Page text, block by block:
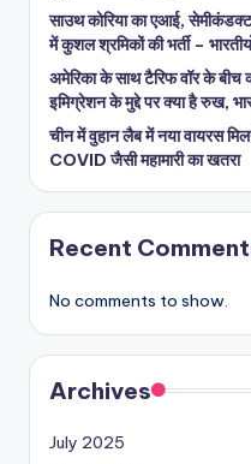
साउथ कोरिया का एआई,
में कुशल श्रमिकों की भर्ती –
अमेरिका के साथ टैरिफ वॉर के बीच
इमिग्रेशन के मुद्दे पर क्या है रुख,
चीन में वुहान लैब में नया वायरस
COVID जैसी महामारी का खतरा
Recent
No comments to show.
Archives
July 2025